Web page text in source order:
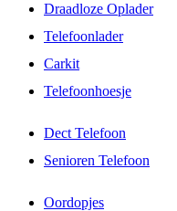
Draadloze Oplader
Telefoonlader
Carkit
Telefoonhoesje
Dect Telefoon
Senioren Telefoon
Oordopjes